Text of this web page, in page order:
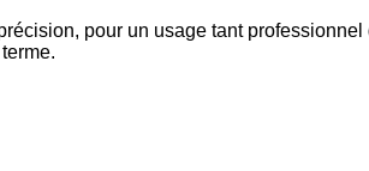
pour un usage tant